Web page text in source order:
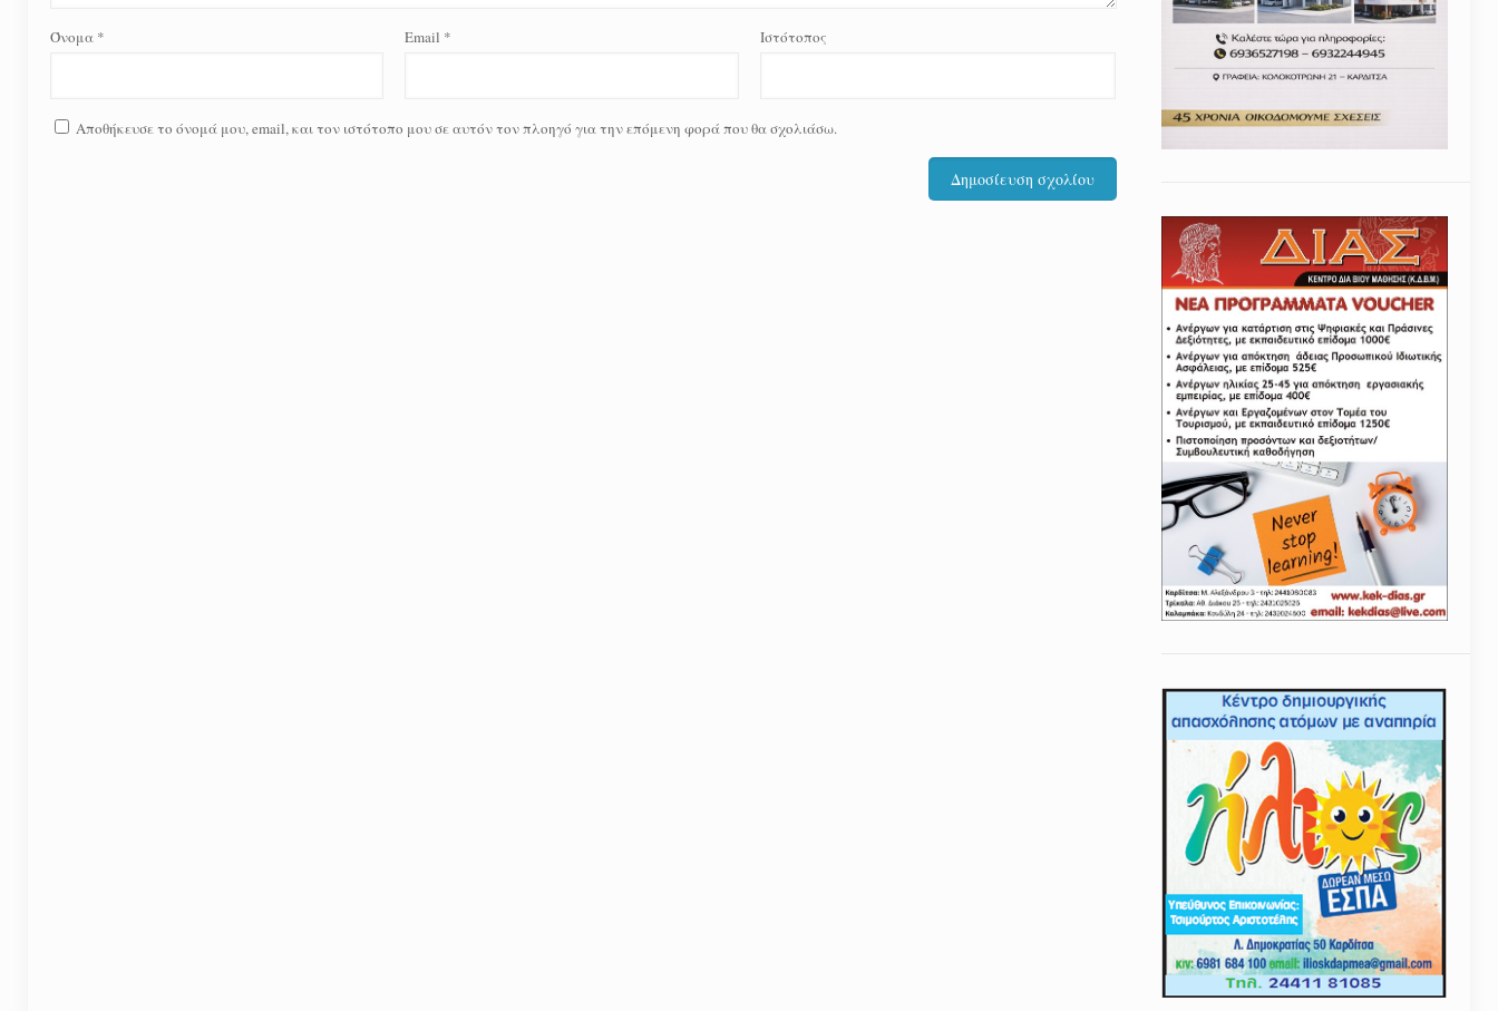
Όνομα * Email * Ιστότοπος
Αποθήκευσε το όνομά μου, email, και τον ιστότοπο μου σε αυτόν τον πλοηγό για την επόμενη φορά που θα σχολιάσω.